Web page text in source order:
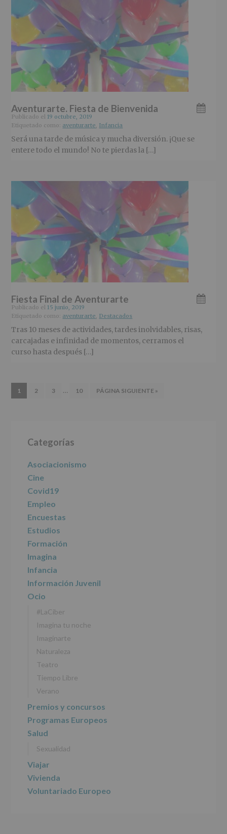
Aventurarte. Fiesta de Bienvenida
Publicado el19 octubre, 2019
Etiquetado como: aventurarte, Infancia
Será una tarde de música y mucha diversión. ¡Que se
entere todo el mundo! No te pierdas la […]
Fiesta Final de Aventurarte
Publicado el15 junio, 2019
Etiquetado como: aventurarte, Destacados
Tras 10 meses de actividades, tardes inolvidables, risas,
carcajadas e infinidad de momentos, cerramos el
curso hasta después […]
IR
A
1
IR
2
IR
3
Páginas
…
IR
10
IR
PÁGINA SIGUIENTE »
lateral
principal
Categorías
Asociacionismo
Cine
Covid19
Empleo
Encuestas
Estudios
Formación
Imagina
Infancia
Información Juvenil
Ocio
#LaCiber
Imagina tu noche
Imaginarte
Naturaleza
Teatro
Tiempo Libre
Verano
Premios y concursos
Programas Europeos
Salud
Sexualidad
Viajar
Vivienda
Voluntariado Europeo